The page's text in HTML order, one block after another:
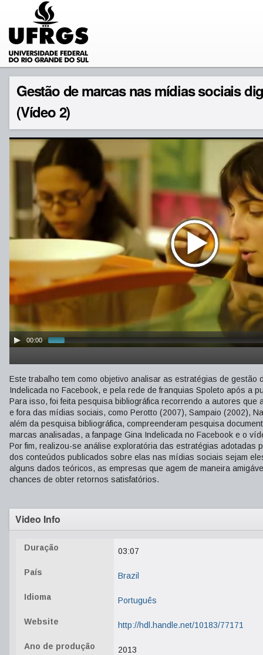
Gestão de marcas nas mídias sociais
(Vídeo 2)
00:00
Este trabalho tem como objetivo analisar as estratégias de
Indelicada no Facebook, e pela rede de franquias Spoleto após a
Para isso, foi feita pesquisa bibliográfica recorrendo a autores
e fora das mídias sociais, como Perotto (2007), Sampaio (2002),
além da pesquisa bibliográfica, compreenderam pesquisa
marcas analisadas, a fanpage Gina Indelicada no Facebook e o
Por fim, realizou-se análise exploratória das estratégias adotadas
dos conteúdos publicados sobre elas nas mídias sociais sejam
alguns dados teóricos, as empresas que agem de maneira
chances de obter retornos satisfatórios.
Video Info
Duração 03:07
País Brazil
Idioma Português
Website http://hdl.handle.net/10183/77171
Ano de produção 2013